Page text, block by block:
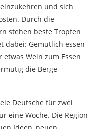
und sich
Durch die
stehen beste Tropfen
dabei: Gemütlich essen
Wein zum Essen
die Berge
Deutsche für zwei
eine Woche. Die Region